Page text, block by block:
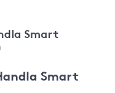
Smart
Smart